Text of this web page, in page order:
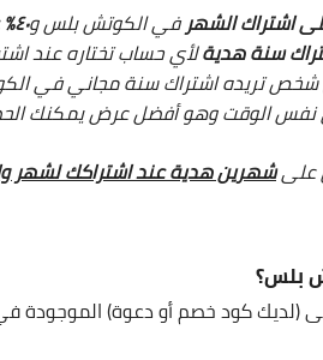
في الكوتش بلس و٤٠% على اشتراك الـ٣شهور
سنة هديةلأي حساب تختاره عند
الوقت وهو أفضل عرض يمكنك
علىشهرين هدية عند اشتراكك لشهر
بلس؟
(لديك كود خصم أو دعوة) الموجودة